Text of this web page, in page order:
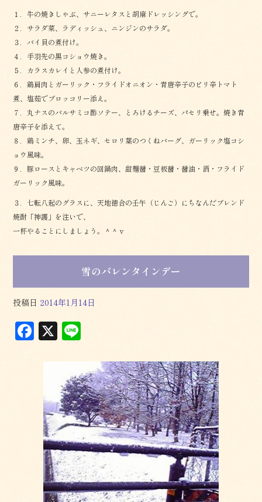
１．牛の焼きしゃぶ、サニーレタスと胡麻ドレッシングで。
２．サラダ菜、ラディッシュ、ニンジンのサラダ。
３．バイ貝の煮付け。
４．手羽先の黒コショウ焼き。
５．カラスカレイと人参の煮付け。
６．鶏肩肉とガーリック・フライドオニオン・青唐辛子のピリ辛トマト
煮、塩茹でブロッコリー添え。
７．丸ナスのバルサミコ酢ソテー、とろけるチーズ、パセリ乗せ。焼き青
唐辛子を添えて。
８．鶏ミンチ、卵、玉ネギ、セロリ葉のつくねバーグ、ガーリック塩コシ
ョウ風味。
９．豚ロースとキャベツの回鍋肉、甜麺醤・豆板醤・醤油・酒・フライド
ガーリック風味。
３．七転八起のグラスに、天地徳合の壬午（じんご）にちなんだブレンド
焼酎「神護」を注いで、
一杯やることにしましょう。＾＾ｖ
雪のバレンタインデー
投稿日 2014年1月14日
F
c
b
o
o
k
X
e